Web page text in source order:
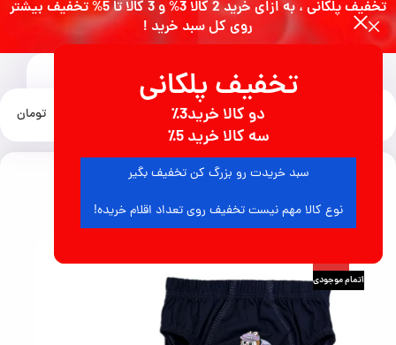
تخفیف پلکانی
دو کالا خرید3٪
سه کالا خرید 5٪
سبد خریدت رو بزرگ کن تخفیف بگیر
نوع کالا مهم نیست تخفیف روی تعداد اقلام خریده!
تومان
لباس زیر بچگانه
-58%
اتمام موجودی
تخفیف پلکانی ، به ازای خرید 2 کالا 3% و 3 کالا تا 5% تخفیف بیشتر
روی کل سبد خرید !